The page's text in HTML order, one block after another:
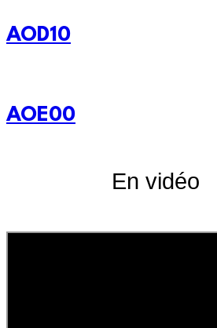
AOD10
AOE00
En vidéo